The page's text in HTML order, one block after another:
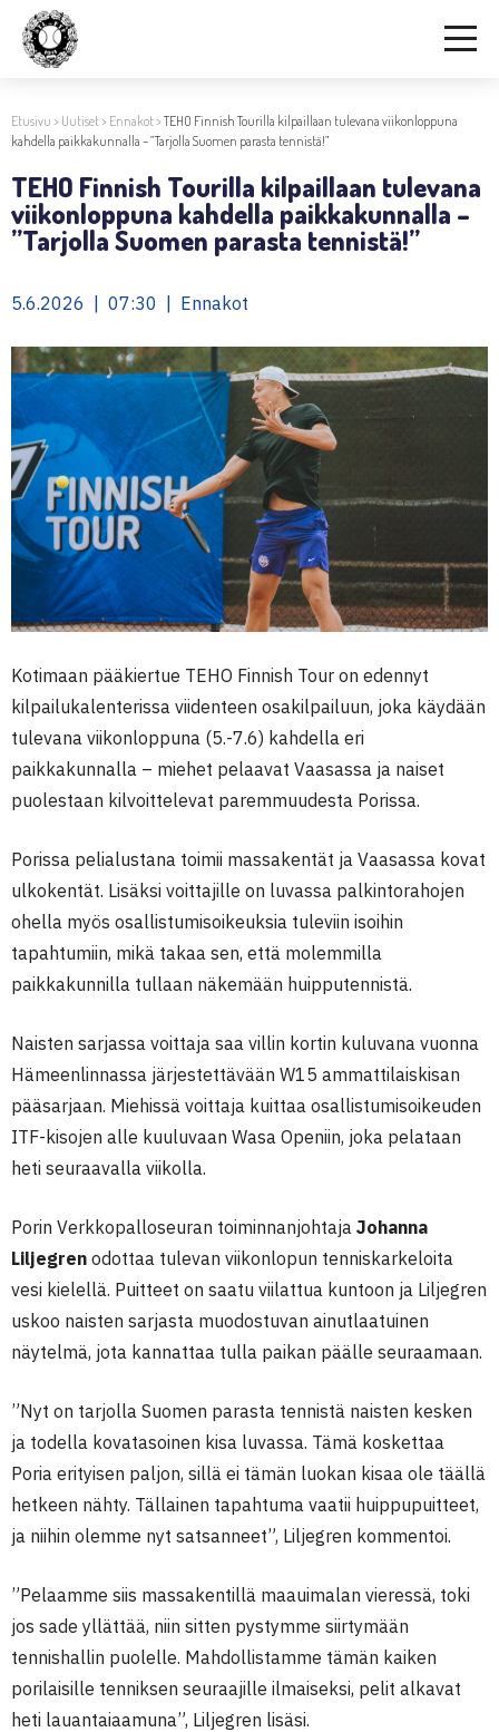
Etusivu > Uutiset> Ennakot>TEHO Finnish Tourilla kilpaillaan tulevana viikonloppuna
kahdella paikkakunnalla – ”Tarjolla Suomen parasta tennistä!”
TEHO Finnish Tourilla kilpaillaan tulevana
viikonloppuna kahdella paikkakunnalla –
”Tarjolla Suomen parasta tennistä!”
5.6.2026 | 07:30 | Ennakot
Kotimaan pääkiertue TEHO Finnish Tour on edennyt
kilpailukalenterissa viidenteen osakilpailuun, joka käydään
tulevana viikonloppuna (5.-7.6) kahdella eri
paikkakunnalla – miehet pelaavat Vaasassa ja naiset
puolestaan kilvoittelevat paremmuudesta Porissa.
Porissa pelialustana toimii massakentät ja Vaasassa kovat
ulkokentät. Lisäksi voittajille on luvassa palkintorahojen
ohella myös osallistumisoikeuksia tuleviin isoihin
tapahtumiin, mikä takaa sen, että molemmilla
paikkakunnilla tullaan näkemään huipputennistä.
Naisten sarjassa voittaja saa villin kortin kuluvana vuonna
Hämeenlinnassa järjestettävään W15 ammattilaiskisan
pääsarjaan. Miehissä voittaja kuittaa osallistumisoikeuden
ITF-kisojen alle kuuluvaan Wasa Openiin, joka pelataan
heti seuraavalla viikolla.
Porin Verkkopalloseuran toiminnanjohtaja Johanna
Liljegren odottaa tulevan viikonlopun tenniskarkeloita
vesi kielellä. Puitteet on saatu viilattua kuntoon ja Liljegren
uskoo naisten sarjasta muodostuvan ainutlaatuinen
näytelmä, jota kannattaa tulla paikan päälle seuraamaan.
”Nyt on tarjolla Suomen parasta tennistä naisten kesken
ja todella kovatasoinen kisa luvassa. Tämä koskettaa
Poria erityisen paljon, sillä ei tämän luokan kisaa ole täällä
hetkeen nähty. Tällainen tapahtuma vaatii huippupuitteet,
ja niihin olemme nyt satsanneet”, Liljegren kommentoi.
”Pelaamme siis massakentillä maauimalan vieressä, toki
jos sade yllättää, niin sitten pystymme siirtymään
tennishallin puolelle. Mahdollistamme tämän kaiken
porilaisille tenniksen seuraajille ilmaiseksi, pelit alkavat
heti lauantaiaamuna”, Liljegren lisäsi.